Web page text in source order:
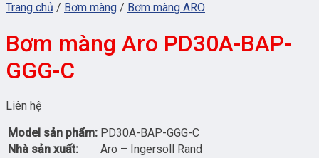
Trang chủ / Bơm màng / Bơm màng ARO
Bơm màng Aro PD30A-BAP-
GGG-C
Liên hệ
Model sản phẩm: PD30A-BAP-GGG-C
Nhà sản xuất:
Aro – Ingersoll Rand